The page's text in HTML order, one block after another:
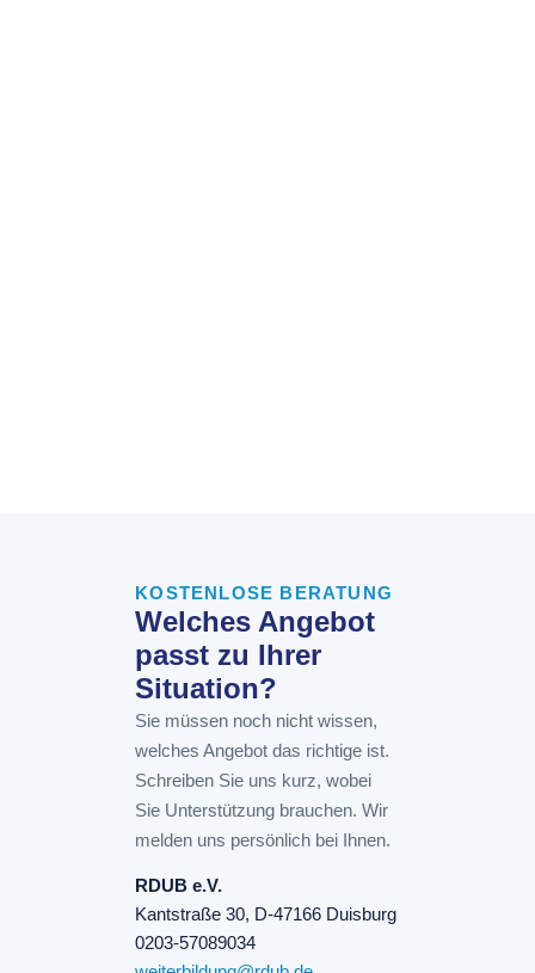
KOSTENLOSE BERATUNG
Welches Angebot
passt zu Ihrer
Situation?
Sie müssen noch nicht wissen,
welches Angebot das richtige ist.
Schreiben Sie uns kurz, wobei
Sie Unterstützung brauchen. Wir
melden uns persönlich bei Ihnen.
RDUB e.V.
Kantstraße 30, D-47166 Duisburg
0203-57089034